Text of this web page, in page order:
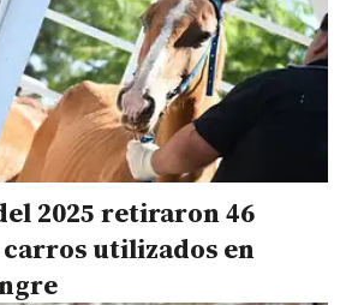
2025 retiraron 46
carros utilizados en